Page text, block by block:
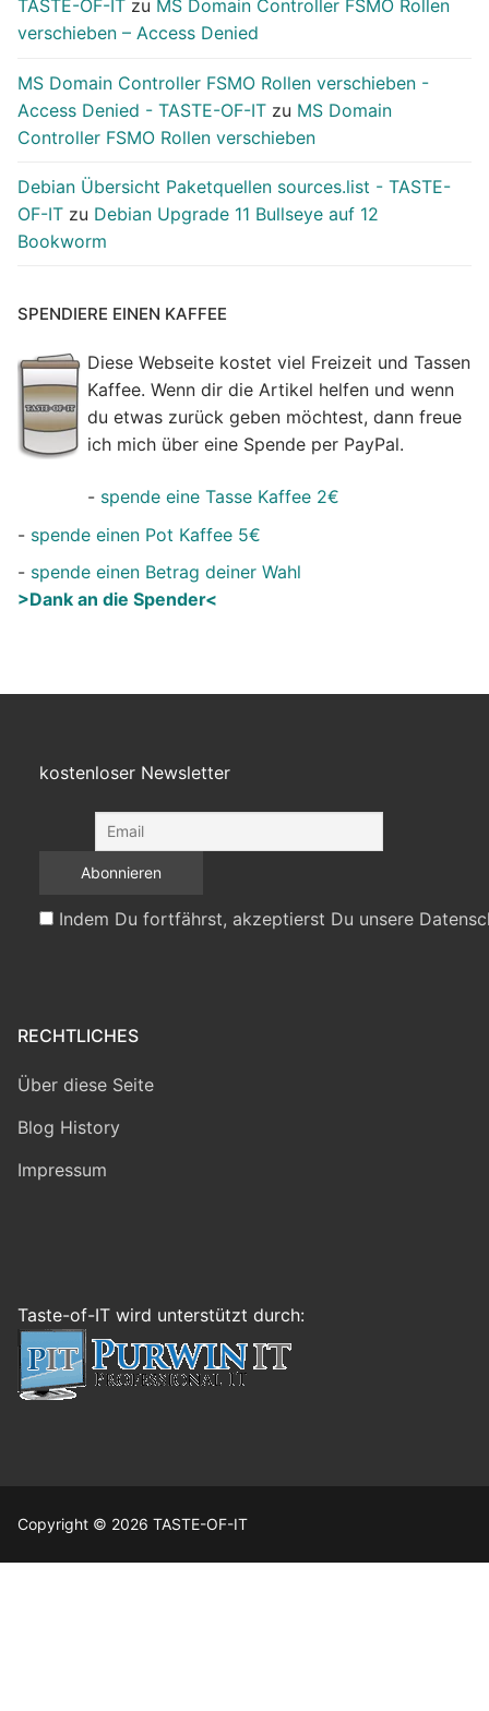
TASTE-OF-IT zu MS Domain Controller FSMO Rollen
verschieben – Access Denied
MS Domain Controller FSMO Rollen verschieben -
Access Denied - TASTE-OF-IT zu MS Domain
Controller FSMO Rollen verschieben
Debian Übersicht Paketquellen sources.list - TASTE-
OF-IT zu Debian Upgrade 11 Bullseye auf 12
Bookworm
SPENDIERE EINEN KAFFEE
Diese Webseite kostet viel Freizeit und Tassen
Kaffee. Wenn dir die Artikel helfen und wenn
du etwas zurück geben möchtest, dann freue
ich mich über eine Spende per PayPal.
- spende eine Tasse Kaffee 2€
- spende einen Pot Kaffee 5€
- spende einen Betrag deiner Wahl
>Dank an die Spender<
kostenloser Newsletter
Indem Du fortfährst, akzeptierst Du unsere
RECHTLICHES
Über diese Seite
Blog History
Impressum
Taste-of-IT wird unterstützt durch:
Copyright © 2026 TASTE-OF-IT